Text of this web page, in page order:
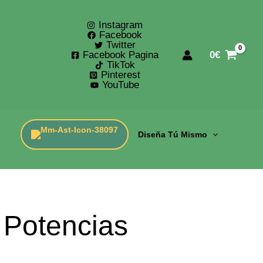
Instagram
Facebook
Twitter
Facebook Pagina
TikTok
Pinterest
YouTube
0€
Diseña Tú Mismo